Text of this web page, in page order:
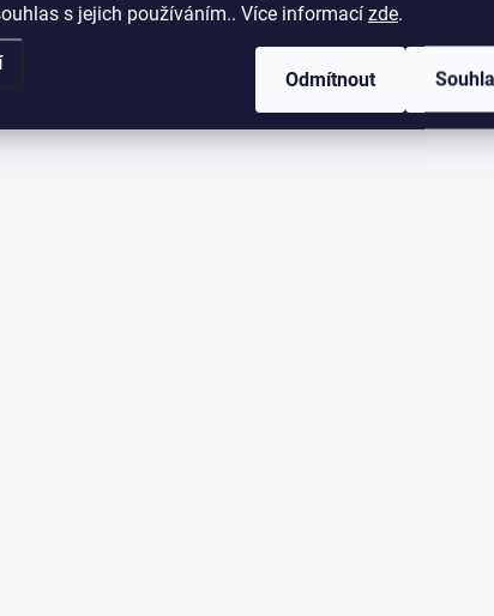
s jejich používáním.. Více informací zde.
Odmítnout